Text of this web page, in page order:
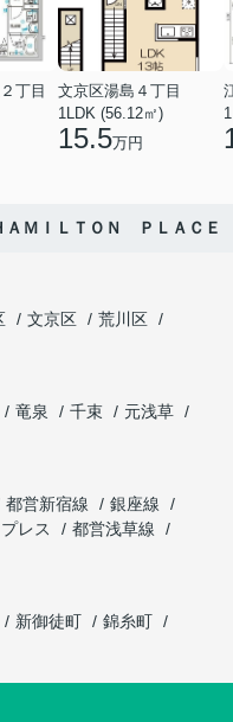
丁目
文京区湯島４丁目
1LDK (56.12㎡)
15.5万円
ＡＭＩＬＴＯＮ ＰＬＡＣＥ
文京区
荒川区
竜泉 千束
元浅草
都営新宿線
銀座線
レス
都営浅草線
新御徒町
錦糸町